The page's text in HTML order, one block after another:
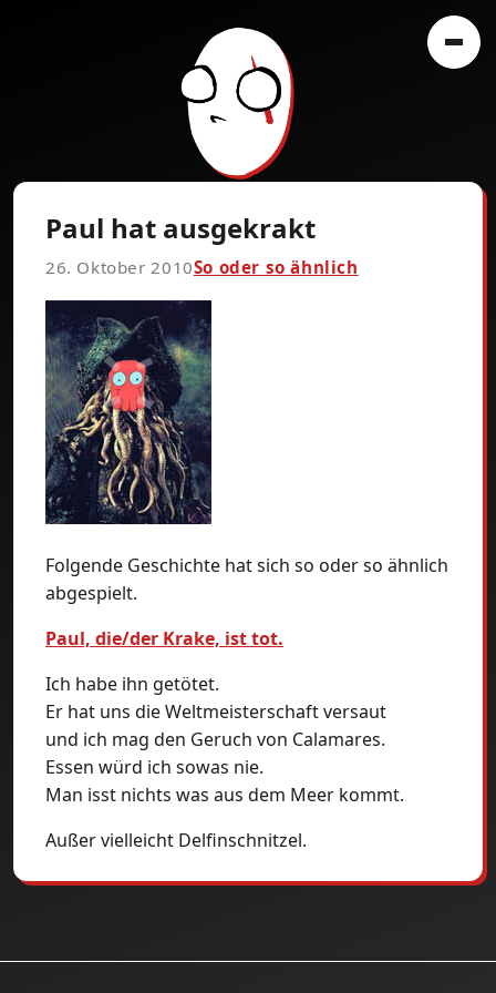
Paul hat ausgekrakt
26. Oktober 2010So oder so ähnlich
Folgende Geschichte hat sich so oder so ähnlich
abgespielt.
Paul, die/der Krake, ist tot.
Ich habe ihn getötet.
Er hat uns die Weltmeisterschaft versaut
und ich mag den Geruch von Calamares.
Essen würd ich sowas nie.
Man isst nichts was aus dem Meer kommt.
Außer vielleicht Delfinschnitzel.